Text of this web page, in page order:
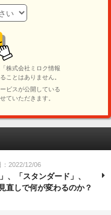
：2022/12/06
、「スタンダード」、
直しで何が変わるのか？